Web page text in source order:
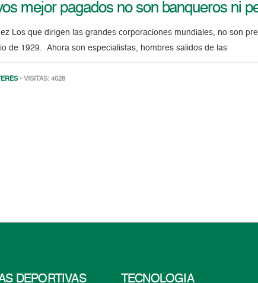
mejor pagados no son banqueros ni
Los que dirigen las grandes corporaciones mundiales, no son
de 1929. Ahora son especialistas, hombres salidos de las
• VISITAS: 4028
DEPORTIVAS TECNOLOGÍA